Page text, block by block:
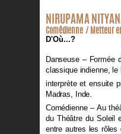
NIRUPAMA
Comédienne / Metteur
D'Où...?
Danseuse – Formée
classique indienne,
interprète et ensuite
Madras, Inde.
Comédienne – Au
du Théâtre du Soleil
entre autres les rôles